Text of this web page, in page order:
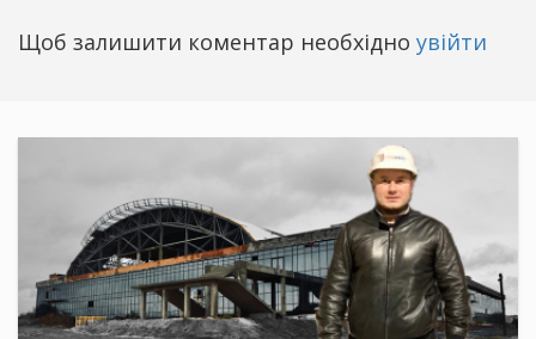
Щоб залишити коментар необхідно увійти